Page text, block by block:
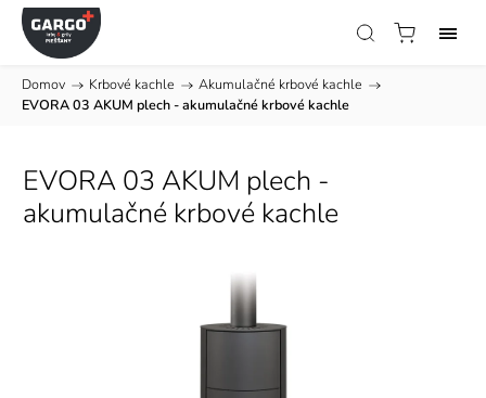
Domov / Krbové kachle / Akumulačné krbové kachle /
EVORA 03 AKUM plech - akumulačné krbové kachle
EVORA 03 AKUM plech -
akumulačné krbové kachle